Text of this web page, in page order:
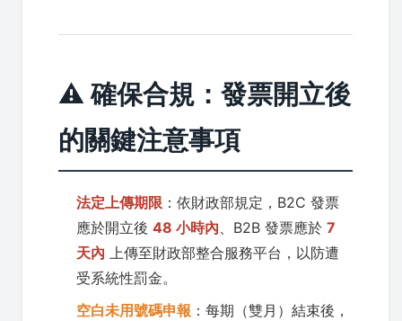
⚠️ 確保合規：發票開立後
的關鍵注意事項
法定上傳期限 ：依財政部規定，B2C 發票
應於開立後 48 小時內、B2B 發票應於 7
天內 上傳至財政部整合服務平台，以防遭
受系統性罰金。
空白未用號碼申報 ：每期（雙月）結束後，